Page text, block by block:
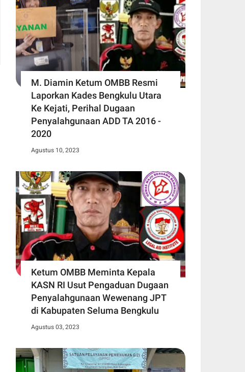
M. Diamin Ketum OMBB Resmi
Laporkan Kades Bengkulu Utara
Ke Kejati, Perihal Dugaan
Penyalahgunaan ADD TA 2016 -
2020
Agustus 10, 2023
Ketum OMBB Meminta Kepala
KASN RI Usut Pengaduan Dugaan
Penyalahgunaan Wewenang JPT
di Kabupaten Seluma Bengkulu
Agustus 03, 2023